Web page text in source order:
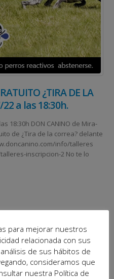
¿TIRA DE LA
22 a las 18:30h.
18:30h DON CANINO de Mira-
de ¿Tira de la correa? delante
info/talleres
inscripcion-2 No te lo
para mejorar nuestros
relacionada con sus
de sus hábitos de
consideramos que
nuestra Política de